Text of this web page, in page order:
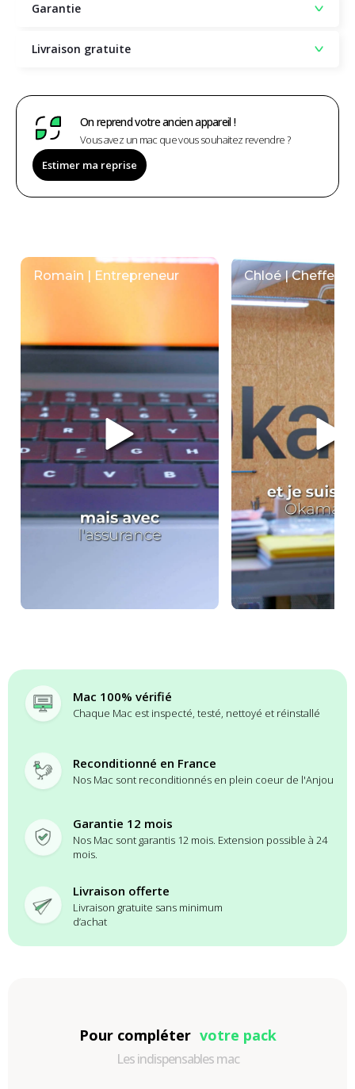
Garantie
Livraison gratuite
On reprend votre ancien appareil !
Vous avez un mac que vous souhaitez revendre ?
Estimer ma reprise
Mac 100% vérifié
Chaque Mac est inspecté, testé, nettoyé et réinstallé
Reconditionné en France
Nos Mac sont reconditionnés en plein coeur de l'Anjou
Garantie 12 mois
Nos Mac sont garantis 12 mois. Extension possible à 24
mois.
Livraison offerte
Livraison gratuite sans minimum
d’achat
Pour compléter votre pack
Les indispensables mac